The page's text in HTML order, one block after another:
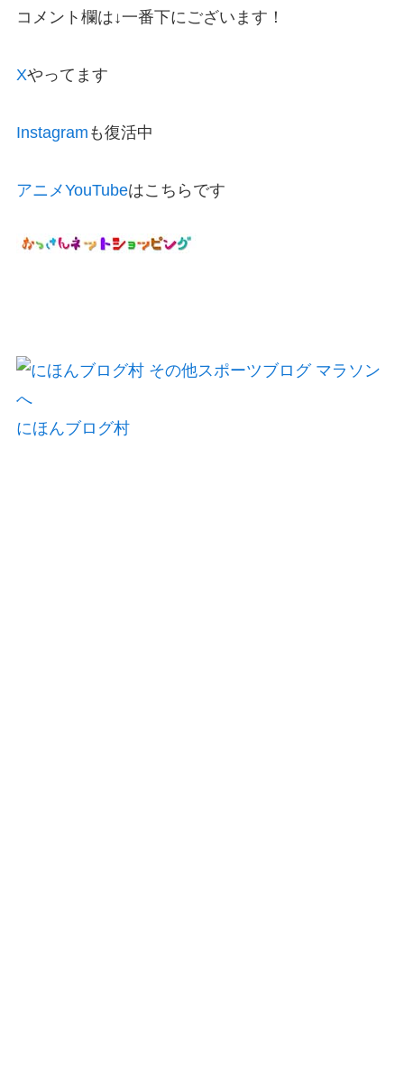
コメント欄は↓一番下にございます！
Xやってます
Instagram も復活中
アニメYouTubeはこちらです
にほんブログ村